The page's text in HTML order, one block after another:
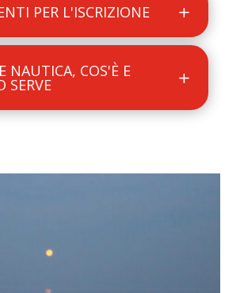
PER L'ISCRIZIONE
NAUTICA, COS'È E
SERVE